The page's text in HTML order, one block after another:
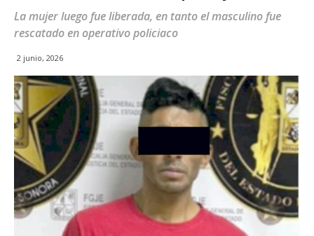
La mujer luego fue liberada, en tanto el masculino fue
rescatado en operativo policiaco
2 junio, 2026